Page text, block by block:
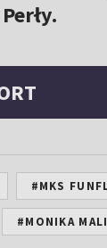
#MKS
#MONIKA